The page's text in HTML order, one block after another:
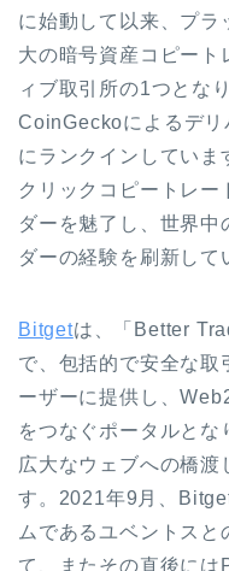
に始動して以来、プラ
大の暗号資産コピート
ィブ取引所の1つとなり
CoinGeckoによるデ
にランクインしていま
クリックコピートレー
ダーを魅了し、世界中
ダーの経験を刷新して
Bitgetは、「 Better
で、包括的で安全な取
ーザーに提供し、
をつなぐポータルと
広大なウェブへの橋渡
す。 2021年9 月、
ムであるユベントスと
て、またその直後には